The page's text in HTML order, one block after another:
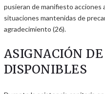
pusieran de manifiesto acciones
situaciones mantenidas de
agradecimiento (26).
ASIGNACIÓN
DISPONIBLES